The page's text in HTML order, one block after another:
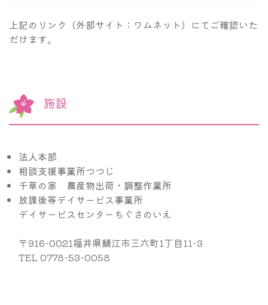
上記のリンク（外部サイト：ワムネット）にてご確認いた
だけます。
施設
法人本部
相談支援事業所つつじ
千草の家 農産物出荷・調整作業所
放課後等デイサービス事業所
デイサービスセンターちぐさのいえ
〒916-0021福井県鯖江市三六町1丁目11-3
TEL 0778-53-0058